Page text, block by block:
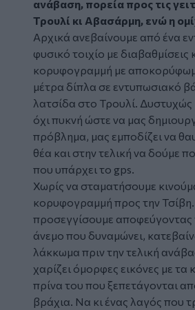
ανάβαση, πορεία προς τις
Τρουλί κι Αβασάρμη, ενώ η
Αρχικά ανεβαίνουμε από ένα
φυσικό τοιχίο με διαβαθμίσεις
κορυφογραμμή με
μέτρα δίπλα σε εντυπωσιακό
λατσίδα στο Τρουλί. Δυστυχώς
όχι πυκνή ώστε να μας
πρόβλημα, μας εμποδίζει να
θέα και στην τελική να δούμε
που υπάρχει το gps.
Χωρίς να σταματήσουμε
κορυφογραμμή προς την Τσίβη.
προσεγγίσουμε αποφεύγοντας
άνεμο που δυναμώνει,
λάκκωμα πριν την τελική
χαρίζει όμορφες εικόνες με τα
πρίνα του που ξεπετάγονται
βράχια. Να κι ένας λαγός που